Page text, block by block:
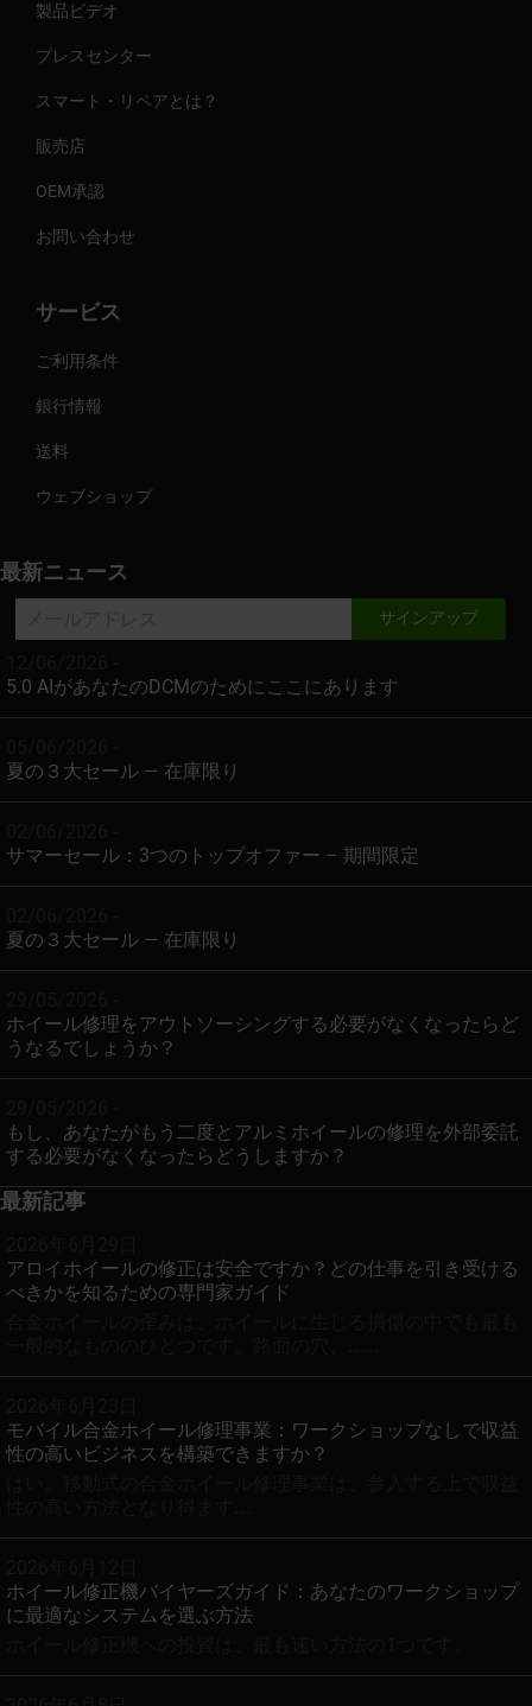
製品ビデオ
プレスセンター
スマート・リペアとは？
販売店
OEM承認
お問い合わせ
サービス
ご利用条件
銀行情報
送料
ウェブショップ
最新ニュース
5.0 AIがあなたのDCMのためにここにあります
夏の３大セール — 在庫限り
サマーセール：3つのトップオファー – 期間限定
夏の３大セール — 在庫限り
ホイール修理をアウトソーシングする必要がなくなったらど
うなるでしょうか？
もし、あなたがもう二度とアルミホイールの修理を外部委託
する必要がなくなったらどうしますか？
最新記事
アロイホイールの修正は安全ですか？どの仕事を引き受ける
べきかを知るための専門家ガイド
モバイル合金ホイール修理事業：ワークショップなしで収益
性の高いビジネスを構築できますか？
ホイール修正機バイヤーズガイド：あなたのワークショップ
に最適なシステムを選ぶ方法